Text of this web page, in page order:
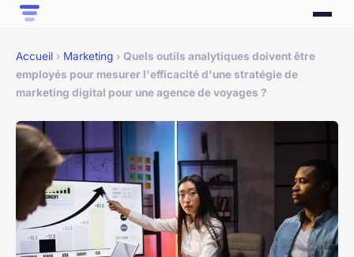
Accueil › Marketing › Quels outils analytiques doivent être
employés pour mesurer l'efficacité d'une stratégie de
marketing digital pour une agence de voyages ?